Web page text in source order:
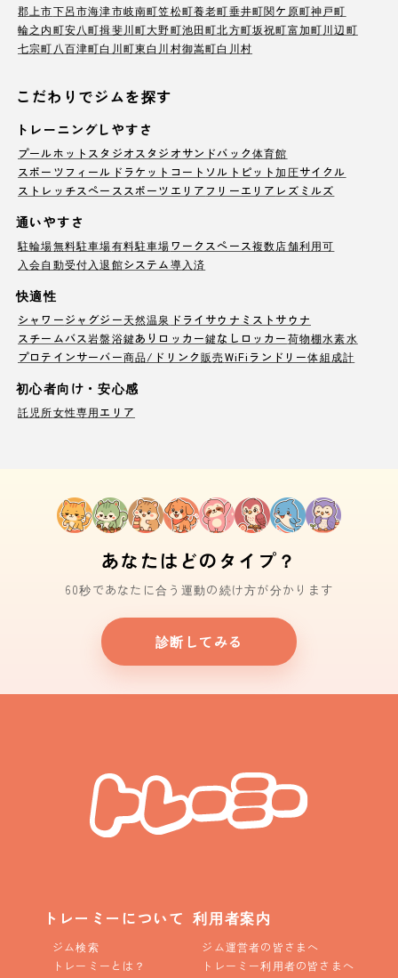
郡上市下呂市海津市岐南町笠松町養老町垂井町関ケ原町神戸町
輪之内町安八町揖斐川町大野町池田町北方町坂祝町富加町川辺町
七宗町 八百津町白川町東白川村御嵩町白川村
こだわりでジムを探す
トレーニングしやすさ
プールホットスタジオ スタジオサンドバック体育館
スポーツフィールド ラケットコート ソルトピット加圧サイクル
ストレッチスペース スポーツエリア フリーエリア レズミルズ
通いやすさ
駐輪場無料駐車場有料駐車場ワークスペース複数店舗利用可
入会自動受付 入退館システム導入済
快適性
シャワージャグジー天然温泉 ドライサウナ ミストサウナ
スチームバス岩盤浴鍵ありロッカー鍵なしロッカー荷物棚水素水
プロテインサーバー商品/ドリンク販売WiFi ランドリー体組成計
初心者向け・安心感
託児所女性専用エリア
あなたはどのタイプ？
60秒であなたに合う運動の続け方が分かります
診断してみる
トレーミーについて
ジム検索
トレーミーとは？
利用者案内
ジム運営者の皆さまへ
トレーミー利用者の皆さまへ